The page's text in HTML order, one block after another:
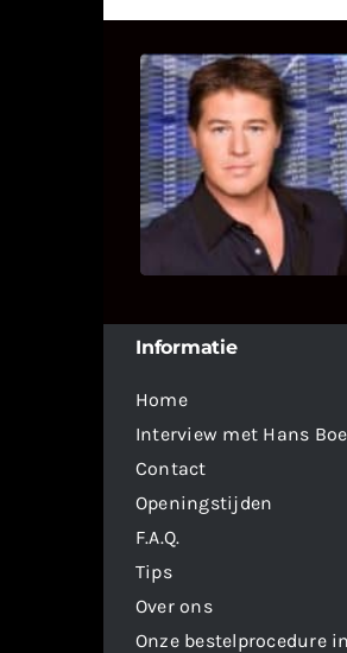
UITSTEL VAN
Bekijk hier de
deelname van
dit
Informatie
Home
Interview met Hans
Contact
Openingstijden
F.A.Q.
Tips
Over ons
Onze bestelprocedure